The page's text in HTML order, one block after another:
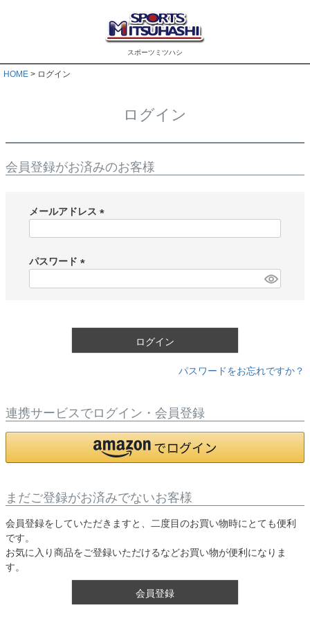
スポーツミツハシ
HOME ログイン
ログイン
会員登録がお済みのお客様
メールアドレス
)
パスワード
ログイン
パスワードをお忘れですか？
連携サービスでログイン・会員登録
まだご登録がお済みでないお客様
会員登録をしていただきますと、二度目のお買い物時にとても便利
です。
お気に入り商品をご登録いただけるなどお買い物が便利になりま
す。
会員登録